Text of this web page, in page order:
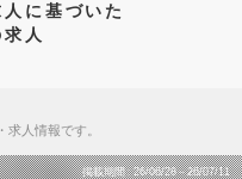
に基づいた
人
求人情報です。
掲載期間 26/06/28～26/07/11